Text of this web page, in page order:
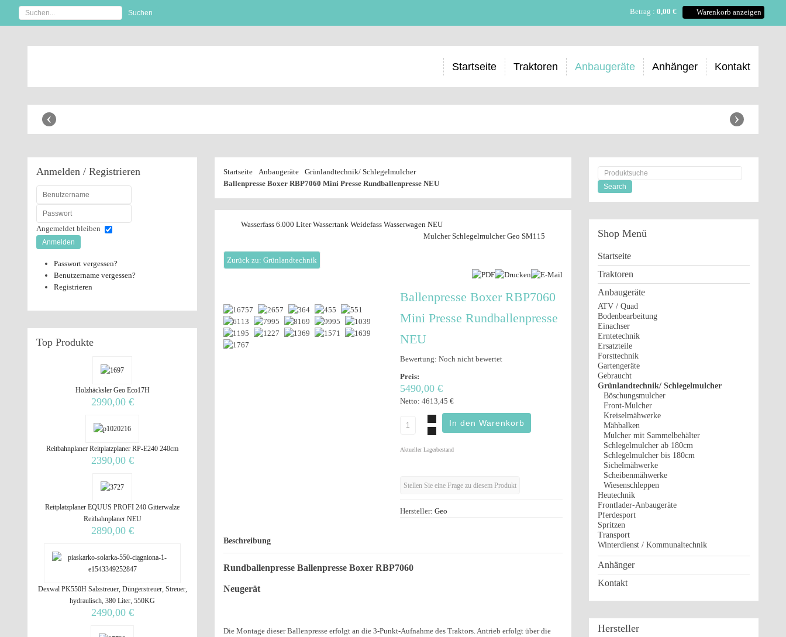
Betrag : 0,00 € Warenkorb anzeigen
Startseite Traktoren Anbaugeräte Anhänger Kontakt
›
‹
Startseite Anbaugeräte
Grünlandtechnik/ Schlegelmulcher
Ballenpresse Boxer RBP7060 Mini Presse Rundballenpresse NEU
Wasserfass 6.000 Liter Wassertank Weidefass Wasserwagen NEU
Mulcher Schlegelmulcher Geo SM115
Zurück zu: Grünlandtechnik
Ballenpresse Boxer RBP7060
Mini Presse Rundballenpresse
NEU
Bewertung: Noch nicht bewertet
Preis:
5490,00 €
Netto: 4613,45 €
Aktueller Lagerbestand
Stellen Sie eine Frage zu diesem Produkt
Hersteller: Geo
Beschreibung
Rundballenpresse Ballenpresse Boxer RBP7060
Neugerät
Die Montage dieser Ballenpresse erfolgt an die 3-Punkt-Aufnahme des Traktors. Antrieb erfolgt über die
Anmelden / Registrieren
Angemeldet bleiben
Anmelden
Passwort vergessen?
Benutzername vergessen?
Registrieren
Top Produkte
Holzhäcksler Geo Eco17H
2990,00 €
Reitbahnplaner Reitplatzplaner RP-E240 240cm
2390,00 €
Reitplatzplaner EQUUS PROFI 240 Gitterwalze
Reitbahnplaner NEU
2890,00 €
Dexwal PK550H Salzstreuer, Düngerstreuer, Streuer,
hydraulisch, 380 Liter, 550KG
2490,00 €
Shop Menü
Startseite
Traktoren
Anbaugeräte
ATV / Quad
Bodenbearbeitung
Einachser
Erntetechnik
Ersatzteile
Forsttechnik
Gartengeräte
Gebraucht
Grünlandtechnik/ Schlegelmulcher
Böschungsmulcher
Front-Mulcher
Kreiselmähwerke
Mähbalken
Mulcher mit Sammelbehälter
Schlegelmulcher ab 180cm
Schlegelmulcher bis 180cm
Sichelmähwerke
Scheibenmähwerke
Wiesenschleppen
Heutechnik
Frontlader-Anbaugeräte
Pferdesport
Spritzen
Transport
Winterdienst / Kommunaltechnik
Anhänger
Kontakt
Hersteller